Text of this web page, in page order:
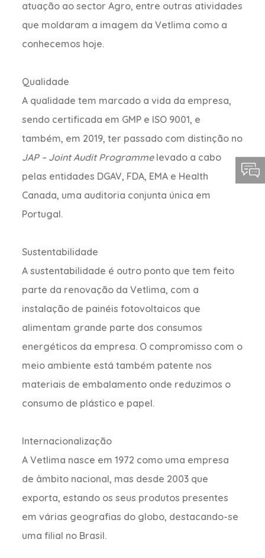
atuação ao sector Agro, entre outras atividades
que moldaram a imagem da Vetlima como a
conhecemos hoje.
Qualidade
A qualidade tem marcado a vida da empresa,
sendo certificada em GMP e ISO 9001, e
também, em 2019, ter passado com distinção no
JAP – Joint Audit Programmelevado a cabo
pelas entidades DGAV, FDA, EMA e Health
Canada, uma auditoria conjunta única em
Portugal.
Sustentabilidade
A sustentabilidade é outro ponto que tem feito
parte da renovação da Vetlima, com a
instalação de painéis fotovoltaicos que
alimentam grande parte dos consumos
energéticos da empresa. O compromisso com o
meio ambiente está também patente nos
materiais de embalamento onde reduzimos o
consumo de plástico e papel.
Internacionalização
A Vetlima nasce em 1972 como uma empresa
de âmbito nacional, mas desde 2003 que
exporta, estando os seus produtos presentes
em várias geografias do globo, destacando-se
uma filial no Brasil.